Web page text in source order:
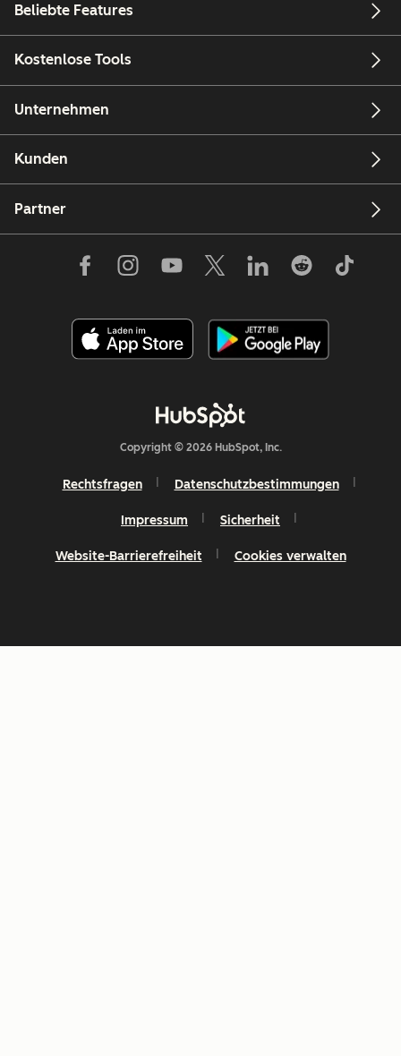
Beliebte Features
Kostenlose Tools
Unternehmen
Kunden
Partner
Copyright © 2026 HubSpot, Inc.
Rechtsfragen Datenschutzbestimmungen
Impressum Sicherheit
Website-Barrierefreiheit Cookies verwalten